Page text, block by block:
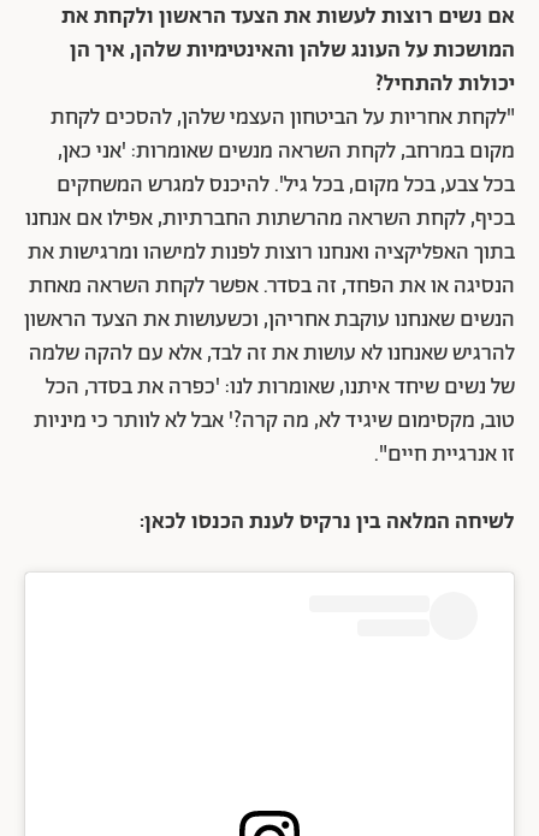
אם נשים רוצות לעשות את הצעד הראשון ולקחת את
המושכות על העונג שלהן והאינטימיות שלהן, איך הן
יכולות להתחיל?
"לקחת אחריות על הביטחון העצמי שלהן, להסכים לקחת
מקום במרחב, לקחת השראה מנשים שאומרות: 'אני כאן,
בכל צבע, בכל מקום, בכל גיל'. להיכנס למגרש המשחקים
בכיף, לקחת השראה מהרשתות החברתיות, אפילו אם אנחנו
בתוך האפליקציה ואנחנו רוצות לפנות למישהו ומרגישות את
הנסיגה או את הפחד, זה בסדר. אפשר לקחת השראה מאחת
הנשים שאנחנו עוקבת אחריהן, וכשעושות את הצעד הראשון
להרגיש שאנחנו לא עושות את זה לבד, אלא עם להקה שלמה
של נשים שיחד איתנו, שאומרות לנו: 'כפרה את בסדר, הכל
טוב, מקסימום שיגיד לא, מה קרה?' אבל לא לוותר כי מיניות
זו אנרגיית חיים".
לשיחה המלאה בין נרקיס לענת הכנסו לכאן: